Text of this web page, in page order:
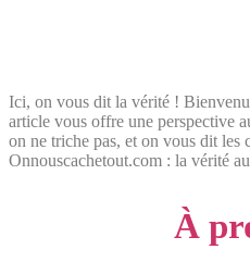
Ici, on vous dit la vérité !
article vous offre une perspective
on ne triche pas, et on vous dit les
Onnouscachetout.com : la vérité
À